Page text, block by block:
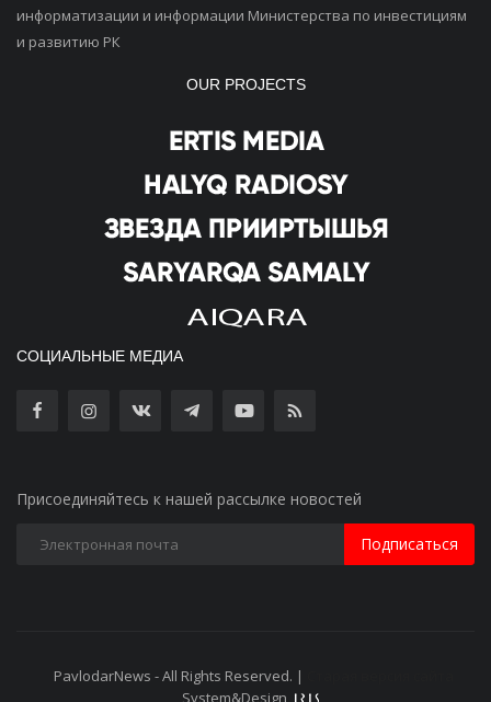
информатизации и информации Министерства по инвестициям
и развитию РК
OUR PROJECTS
СОЦИАЛЬНЫЕ МЕДИА
Присоединяйтесь к нашей рассылке новостей
Подписаться
PavlodarNews - All Rights Reserved. |
System&Design